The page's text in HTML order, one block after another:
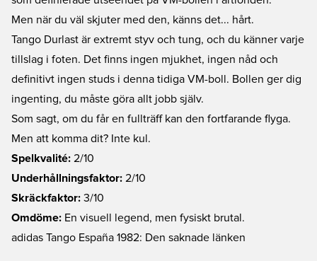
Men när du väl skjuter med den, känns det... hårt.
Tango Durlast är extremt styv och tung, och du känner varje
tillslag i foten. Det finns ingen mjukhet, ingen nåd och
definitivt ingen studs i denna tidiga VM-boll. Bollen ger dig
ingenting, du måste göra allt jobb själv.
Som sagt, om du får en fullträff kan den fortfarande flyga.
Men att komma dit? Inte kul.
Spelkvalité: 2/10
Underhållningsfaktor: 2/10
Skräckfaktor: 3/10
Omdöme: En visuell legend, men fysiskt brutal.
adidas Tango España 1982: Den saknade länken